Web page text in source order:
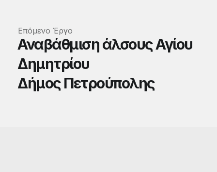
Επόμενο Έργο
Αναβάθμιση άλσους Αγίου
Δημητρίου
Δήμος Πετρούπολης